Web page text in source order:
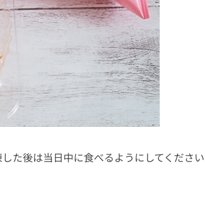
た後は当日中に食べるようにしてください